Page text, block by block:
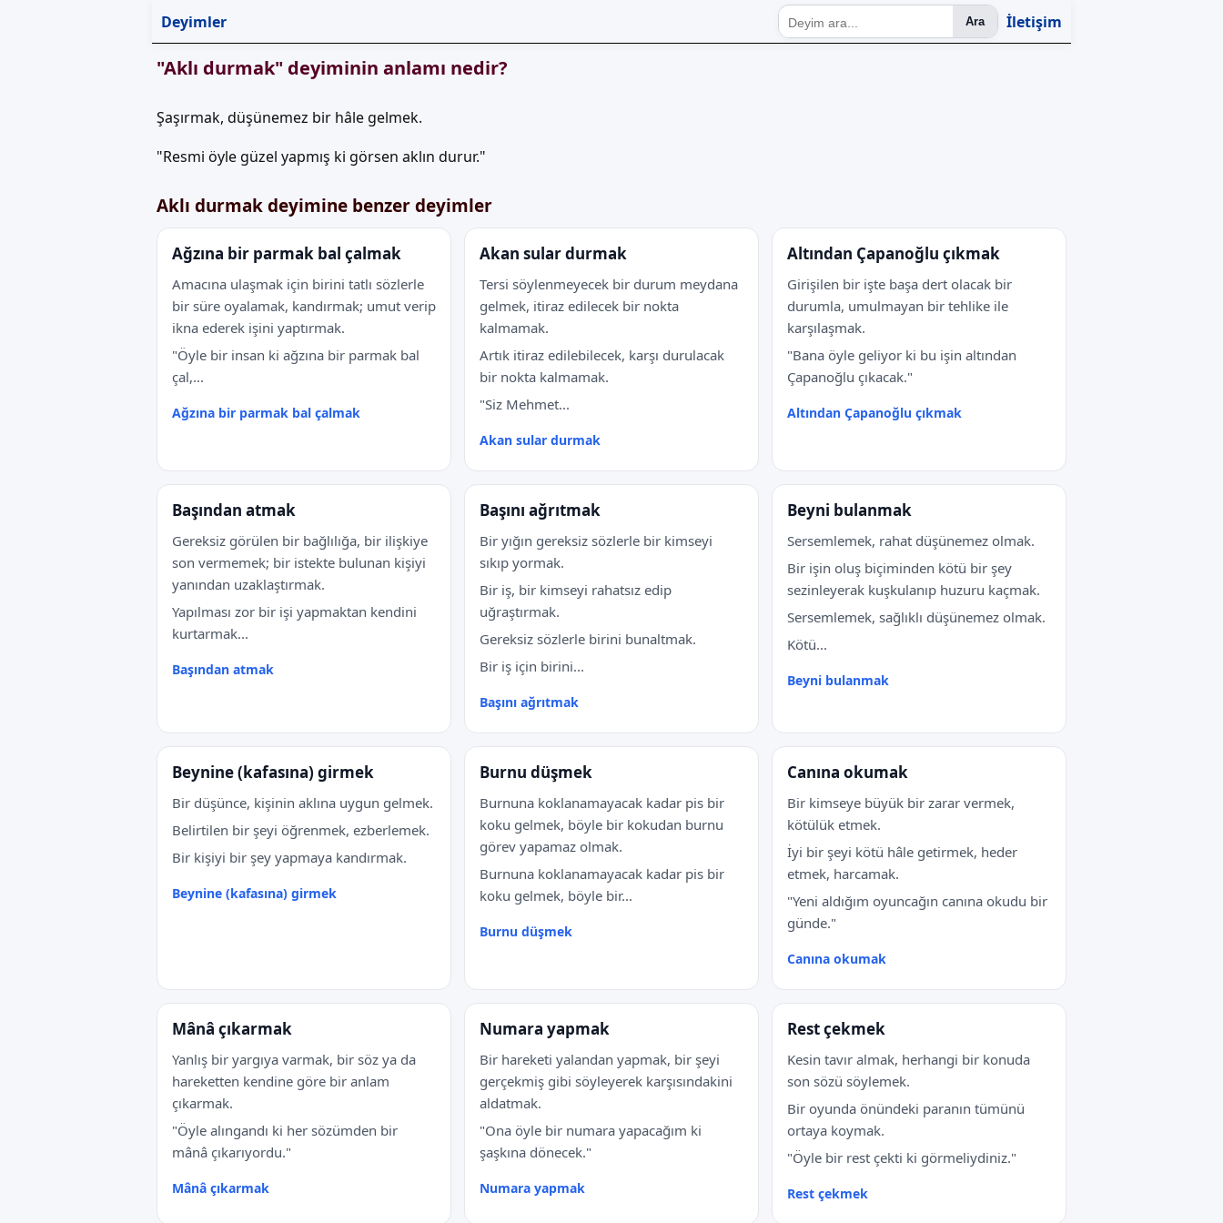
Deyimler Ara İletişim
"Aklı durmak" deyiminin anlamı nedir?
Şaşırmak, düşünemez bir hâle gelmek.
"Resmi öyle güzel yapmış ki görsen aklın durur."
Aklı durmak deyimine benzer deyimler
Ağzına bir parmak bal çalmak
Amacına ulaşmak için birini tatlı sözlerle
bir süre oyalamak, kandırmak; umut verip
ikna ederek işini yaptırmak.
"Öyle bir insan ki ağzına bir parmak bal
çal,...
Ağzına bir parmak bal çalmak
Akan sular durmak
Tersi söylenmeyecek bir durum meydana
gelmek, itiraz edilecek bir nokta
kalmamak.
Artık itiraz edilebilecek, karşı durulacak
bir nokta kalmamak.
"Siz Mehmet...
Akan sular durmak
Altından Çapanoğlu çıkmak
Girişilen bir işte başa dert olacak bir
durumla, umulmayan bir tehlike ile
karşılaşmak.
"Bana öyle geliyor ki bu işin altından
Çapanoğlu çıkacak."
Altından Çapanoğlu çıkmak
Başından atmak
Gereksiz görülen bir bağlılığa, bir ilişkiye
son vermemek; bir istekte bulunan kişiyi
yanından uzaklaştırmak.
Yapılması zor bir işi yapmaktan kendini
kurtarmak...
Başından atmak
Başını ağrıtmak
Bir yığın gereksiz sözlerle bir kimseyi
sıkıp yormak.
Bir iş, bir kimseyi rahatsız edip
uğraştırmak.
Gereksiz sözlerle birini bunaltmak.
Bir iş için birini...
Başını ağrıtmak
Beyni bulanmak
Sersemlemek, rahat düşünemez olmak.
Bir işin oluş biçiminden kötü bir şey
sezinleyerak kuşkulanıp huzuru kaçmak.
Sersemlemek, sağlıklı düşünemez olmak.
Kötü...
Beyni bulanmak
Beynine (kafasına) girmek
Bir düşünce, kişinin aklına uygun gelmek.
Belirtilen bir şeyi öğrenmek, ezberlemek.
Bir kişiyi bir şey yapmaya kandırmak.
Beynine (kafasına) girmek
Burnu düşmek
Burnuna koklanamayacak kadar pis bir
koku gelmek, böyle bir kokudan burnu
görev yapamaz olmak.
Burnuna koklanamayacak kadar pis bir
koku gelmek, böyle bir...
Burnu düşmek
Canına okumak
Bir kimseye büyük bir zarar vermek,
kötülük etmek.
İyi bir şeyi kötü hâle getirmek, heder
etmek, harcamak.
"Yeni aldığım oyuncağın canına okudu bir
günde."
Canına okumak
Mânâ çıkarmak
Yanlış bir yargıya varmak, bir söz ya da
hareketten kendine göre bir anlam
çıkarmak.
"Öyle alıngandı ki her sözümden bir
mânâ çıkarıyordu."
Mânâ çıkarmak
Numara yapmak
Bir hareketi yalandan yapmak, bir şeyi
gerçekmiş gibi söyleyerek karşısındakini
aldatmak.
"Ona öyle bir numara yapacağım ki
şaşkına dönecek."
Numara yapmak
Rest çekmek
Kesin tavır almak, herhangi bir konuda
son sözü söylemek.
Bir oyunda önündeki paranın tümünü
ortaya koymak.
"Öyle bir rest çekti ki görmeliydiniz."
Rest çekmek